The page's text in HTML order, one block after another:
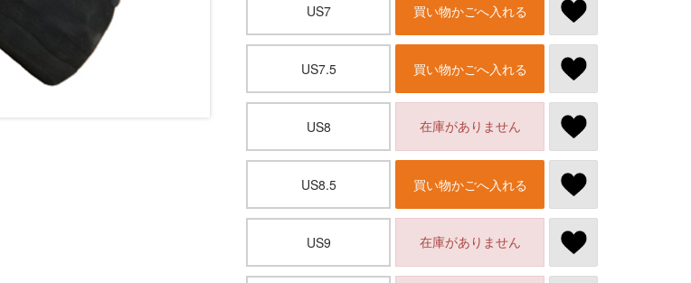
US7 買い物かごへ入れる
US7.5 買い物かごへ入れる
US8 在庫がありません
US8.5 買い物かごへ入れる
US9 在庫がありません